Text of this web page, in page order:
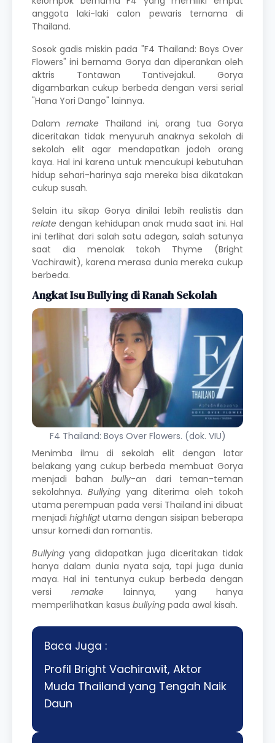
anggota laki-laki calon pewaris ternama di
Thailand.
Sosok gadis miskin pada "F4 Thailand: Boys Over
Flowers" ini bernama Gorya dan diperankan oleh
aktris Tontawan Tantivejakul. Gorya
digambarkan cukup berbeda dengan versi serial
"Hana Yori Dango" lainnya.
Dalam remake Thailand ini, orang tua Gorya
diceritakan tidak menyuruh anaknya sekolah di
sekolah elit agar mendapatkan jodoh orang
kaya. Hal ini karena untuk mencukupi kebutuhan
hidup sehari-harinya saja mereka bisa dikatakan
cukup susah.
Selain itu sikap Gorya dinilai lebih realistis dan
relatedengan kehidupan anak muda saat ini. Hal
ini terlihat dari salah satu adegan, salah satunya
saat dia menolak tokoh Thyme (Bright
Vachirawit), karena merasa dunia mereka cukup
berbeda.
Angkat Isu Bullying di Ranah Sekolah
F4 Thailand: Boys Over Flowers. (dok. VIU)
Menimba ilmu di sekolah elit dengan latar
belakang yang cukup berbeda membuat Gorya
menjadi bahan bully-an dari teman-teman
sekolahnya. Bullying yang diterima oleh tokoh
utama perempuan pada versi Thailand ini dibuat
menjadi highligtutama dengan sisipan beberapa
unsur komedi dan romantis.
Bullying yang didapatkan juga diceritakan tidak
hanya dalam dunia nyata saja, tapi juga dunia
maya. Hal ini tentunya cukup berbeda dengan
versi remake lainnya, yang hanya
memperlihatkan kasus bullying pada awal kisah.
Baca Juga :
Profil Bright Vachirawit, Aktor
Muda Thailand yang Tengah Naik
Daun